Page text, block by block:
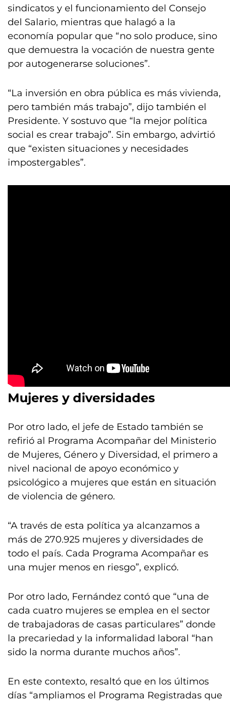
sindicatos y el funcionamiento del Consejo
del Salario, mientras que halagó a la
economía popular que “no solo produce, sino
que demuestra la vocación de nuestra gente
por autogenerarse soluciones”.
“La inversión en obra pública es más vivienda,
pero también más trabajo”, dijo también el
Presidente. Y sostuvo que “la mejor política
social es crear trabajo”. Sin embargo, advirtió
que “existen situaciones y necesidades
impostergables”.
Mujeres y diversidades
Por otro lado, el jefe de Estado también se
refirió al Programa Acompañar del Ministerio
de Mujeres, Género y Diversidad, el primero a
nivel nacional de apoyo económico y
psicológico a mujeres que están en situación
de violencia de género.
“A través de esta política ya alcanzamos a
más de 270.925 mujeres y diversidades de
todo el país. Cada Programa Acompañar es
una mujer menos en riesgo”, explicó.
Por otro lado, Fernández contó que “una de
cada cuatro mujeres se emplea en el sector
de trabajadoras de casas particulares” donde
la precariedad y la informalidad laboral “han
sido la norma durante muchos años”.
En este contexto, resaltó que en los últimos
días “ampliamos el Programa Registradas que